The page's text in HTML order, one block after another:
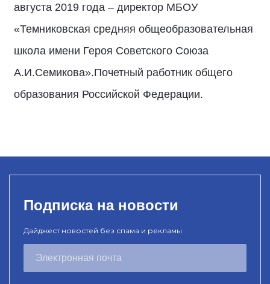
августа 2019 года – директор МБОУ
«Темниковская средняя общеобразовательная
школа имени Героя Советского Союза
А.И.Семикова».Почетный работник общего
образования Российской Федерации.
Подписка на новости
Дайджест новостей без спама и рекламы